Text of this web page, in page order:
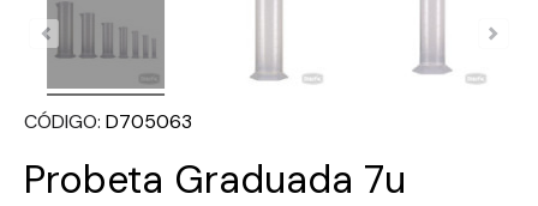
CÓDIGO D705063
Probeta Graduada 7u